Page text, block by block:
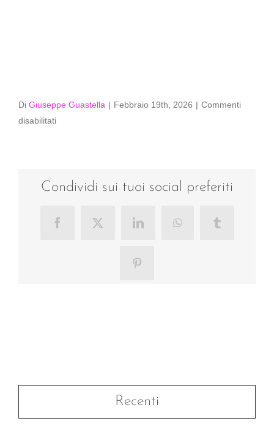
Di Giuseppe Guastella | Febbraio 19th, 2026 | Commenti
disabilitatisu
Condividi sui tuoi social preferiti
FacebookX LinkedInWhatsAppTumblr
Pinterest
Recenti